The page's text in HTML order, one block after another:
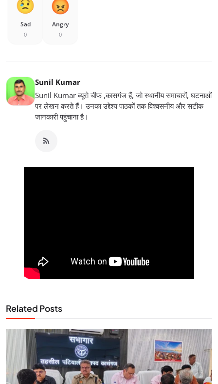
Sad
0
Angry
0
Sunil Kumar
Sunil Kumar ब्यूरो चीफ ,कासगंज हैं, जो स्थानीय समाचारों, घटनाओं
पर लेखन करते हैं। उनका उद्देश्य पाठकों तक विश्वसनीय और सटीक
जानकारी पहुंचाना है।
Related Posts